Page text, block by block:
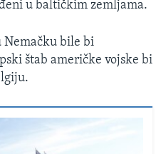
u baltičkim zemljama.
Nemačku bile bi
štab američke vojske bi